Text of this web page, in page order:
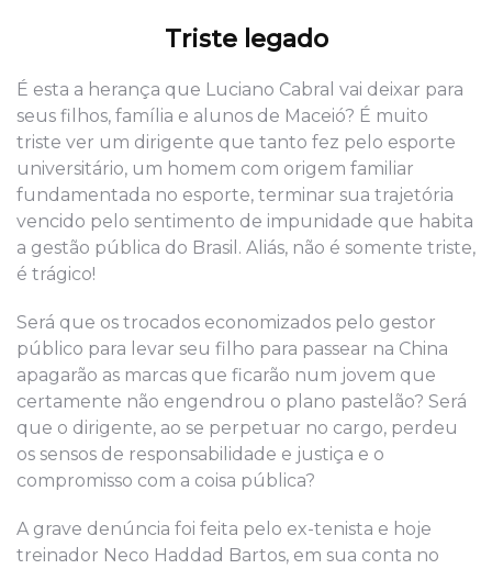
Triste legado
É esta a herança que Luciano Cabral vai deixar para
seus filhos, família e alunos de Maceió? É muito
triste ver um dirigente que tanto fez pelo esporte
universitário, um homem com origem familiar
fundamentada no esporte, terminar sua trajetória
vencido pelo sentimento de impunidade que habita
a gestão pública do Brasil. Aliás, não é somente triste,
é trágico!
Será que os trocados economizados pelo gestor
público para levar seu filho para passear na China
apagarão as marcas que ficarão num jovem que
certamente não engendrou o plano pastelão? Será
que o dirigente, ao se perpetuar no cargo, perdeu
os sensos de responsabilidade e justiça e o
compromisso com a coisa pública?
A grave denúncia foi feita pelo ex-tenista e hoje
treinador Neco Haddad Bartos, em sua conta no